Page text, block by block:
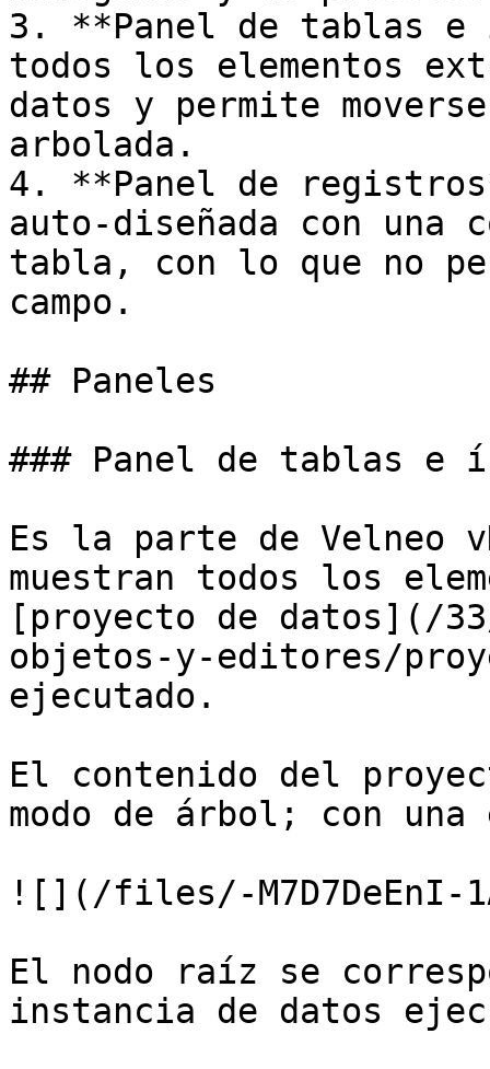
3. **Panel de tablas e
todos los elementos
datos y permite
arbolada.
4. **Panel de
auto-diseñada con una
tabla, con lo que no
campo.
## Paneles
### Panel de tablas e
Es la parte de Velneo
muestran todos los
[proyecto de datos](/
objetos-y-editores/
ejecutado.
El contenido del
modo de árbol; con
![](/files/-M7D7DeEnI-
El nodo raíz se
instancia de datos